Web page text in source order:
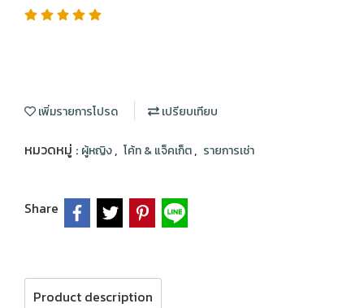
เพิ่มรายการโปรด เปรียบเทียบ
หมวดหมู่ : ผู้หญิง, โค้ท & แจ็คเก็ต, รายการเช่า
Share
Product description